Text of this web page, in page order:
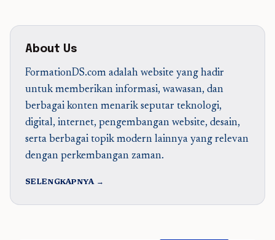
About Us
FormationDS.com adalah website yang hadir
untuk memberikan informasi, wawasan, dan
berbagai konten menarik seputar teknologi,
digital, internet, pengembangan website, desain,
serta berbagai topik modern lainnya yang relevan
dengan perkembangan zaman.
SELENGKAPNYA →